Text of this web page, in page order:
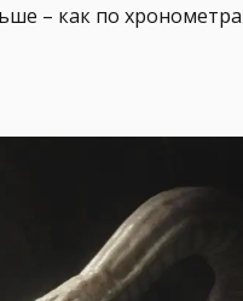
– как по